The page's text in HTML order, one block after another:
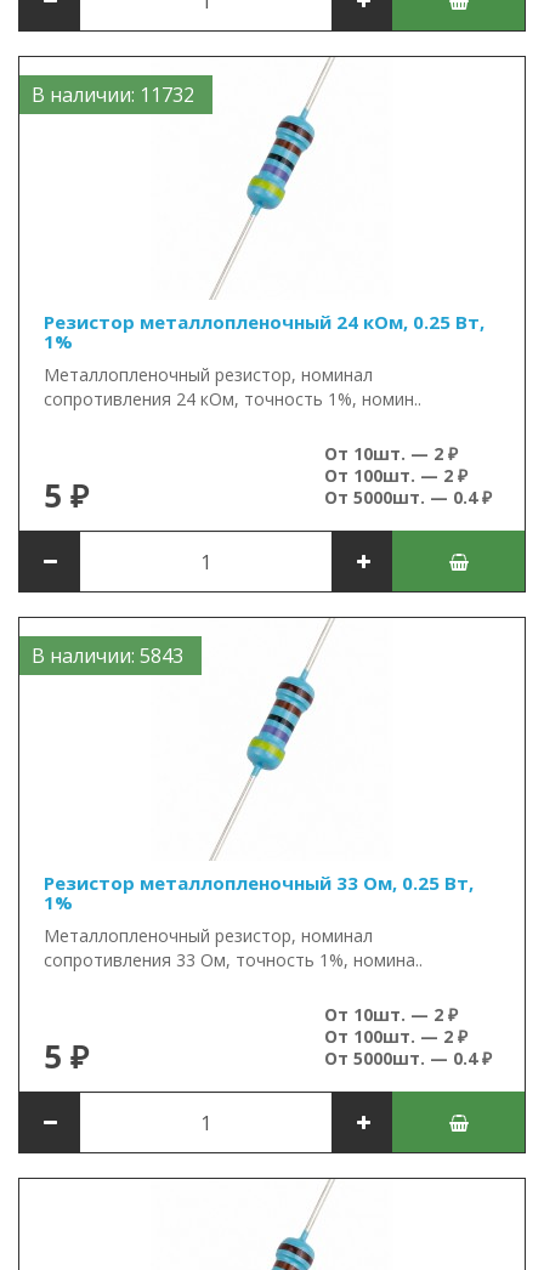
В наличии: 11732
Резистор металлопленочный 24 кОм, 0.25 Вт,
1%
Металлопленочный резистор, номинал
сопротивления 24 кОм, точность 1%, номин..
5 ₽
От 10шт. — 2 ₽
От 100шт. — 2 ₽
От 5000шт. — 0.4 ₽
В наличии: 5843
Резистор металлопленочный 33 Ом, 0.25 Вт,
1%
Металлопленочный резистор, номинал
сопротивления 33 Ом, точность 1%, номина..
5 ₽
От 10шт. — 2 ₽
От 100шт. — 2 ₽
От 5000шт. — 0.4 ₽